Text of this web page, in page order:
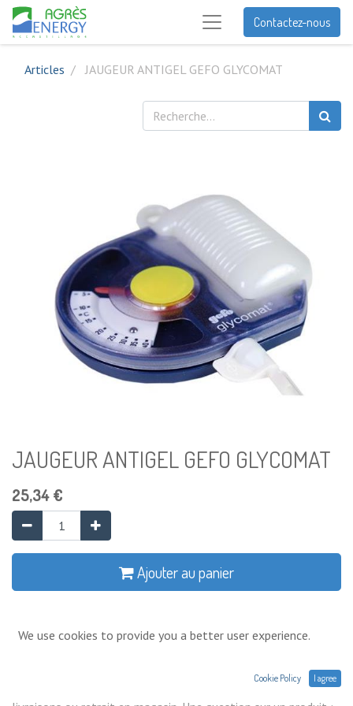
Contactez-nous
Articles JAUGEUR ANTIGEL GEFO GLYCOMAT
JAUGEUR ANTIGEL GEFO GLYCOMAT
25,34€
Ajouter au panier
Prix exprimés Hors TVA. Expéditions,
We use cookies to provide you a better user experience.
Cookie Policy I agree